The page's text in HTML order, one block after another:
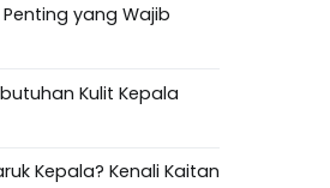
Penting yang Wajib
Kulit Kepala
Kepala? Kenali Kaitan